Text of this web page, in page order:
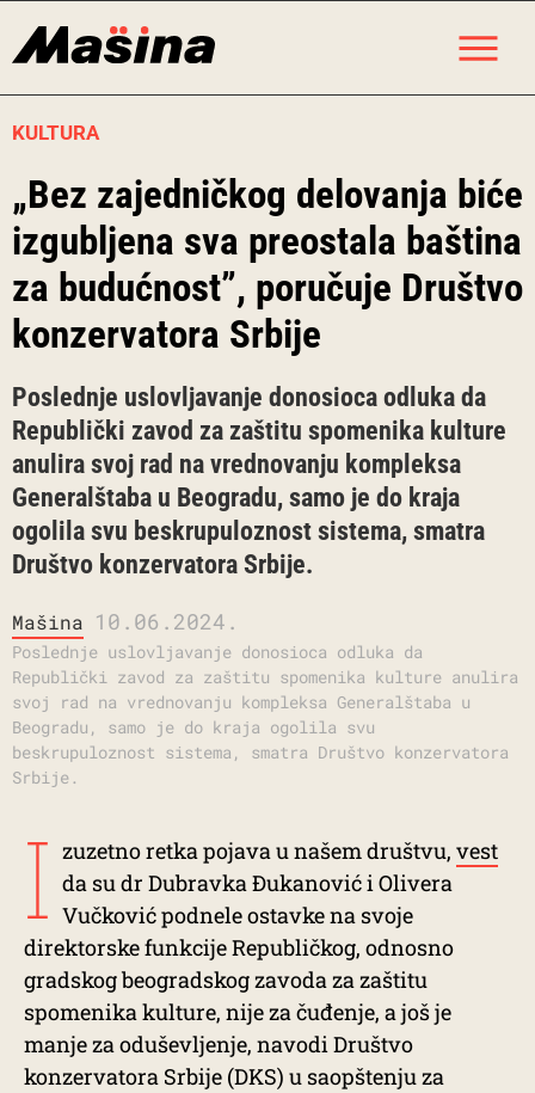
KULTURA
„Bez zajedničkog delovanja biće
izgubljena sva preostala baština
za budućnost”, poručuje Društvo
konzervatora Srbije
Poslednje uslovljavanje donosioca odluka da
Republički zavod za zaštitu spomenika kulture
anulira svoj rad na vrednovanju kompleksa
Generalštaba u Beogradu, samo je do kraja
ogolila svu beskrupuloznost sistema, smatra
Društvo konzervatora Srbije.
Mašina 10.06.2024.
Poslednje uslovljavanje donosioca odluka da
Republički zavod za zaštitu spomenika kulture anulira
svoj rad na vrednovanju kompleksa Generalštaba u
Beogradu, samo je do kraja ogolila svu
beskrupuloznost sistema, smatra Društvo konzervatora
Srbije.
I zuzetno retka pojava u našem društvu, vest
da su dr Dubravka Đukanović i Olivera
Vučković podnele ostavke na svoje
direktorske funkcije Republičkog, odnosno
gradskog beogradskog zavoda za zaštitu
spomenika kulture, nije za čuđenje, a još je
manje za oduševljenje, navodi Društvo
konzervatora Srbije (DKS) u saopštenju za